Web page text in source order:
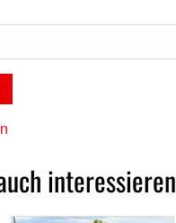
interessieren